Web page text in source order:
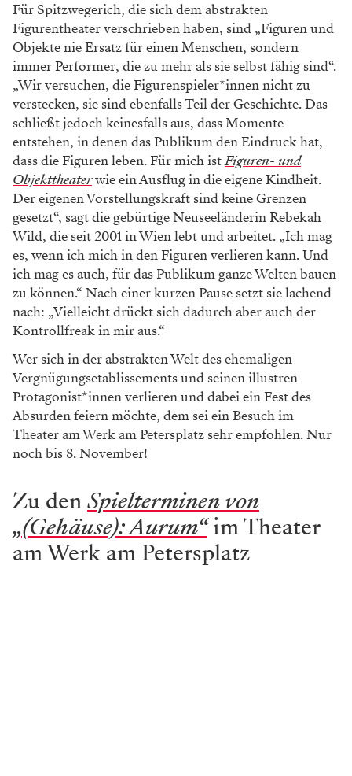
Für Spitzwegerich, die sich dem abstrakten
Figurentheater verschrieben haben, sind „Figuren und
Objekte nie Ersatz für einen Menschen, sondern
immer Performer, die zu mehr als sie selbst fähig sind“.
„Wir versuchen, die Figurenspieler*innen nicht zu
verstecken, sie sind ebenfalls Teil der Geschichte. Das
schließt jedoch keinesfalls aus, dass Momente
entstehen, in denen das Publikum den Eindruck hat,
dass die Figuren leben. Für mich istFiguren- und
Objekttheaterwie ein Ausflug in die eigene Kindheit.
Der eigenen Vorstellungskraft sind keine Grenzen
gesetzt“, sagt die gebürtige Neuseeländerin Rebekah
Wild, die seit 2001 in Wien lebt und arbeitet. „Ich mag
es, wenn ich mich in den Figuren verlieren kann. Und
ich mag es auch, für das Publikum ganze Welten bauen
zu können.“ Nach einer kurzen Pause setzt sie lachend
nach: „Vielleicht drückt sich dadurch aber auch der
Kontrollfreak in mir aus.“
Wer sich in der abstrakten Welt des ehemaligen
Vergnügungsetablissements und seinen illustren
Protagonist*innen verlieren und dabei ein Fest des
Absurden feiern möchte, dem sei ein Besuch im
Theater am Werk am Petersplatz sehr empfohlen. Nur
noch bis 8. November!
Zu denSpielterminen von
„(Gehäuse): Aurum“im Theater
am Werk am Petersplatz